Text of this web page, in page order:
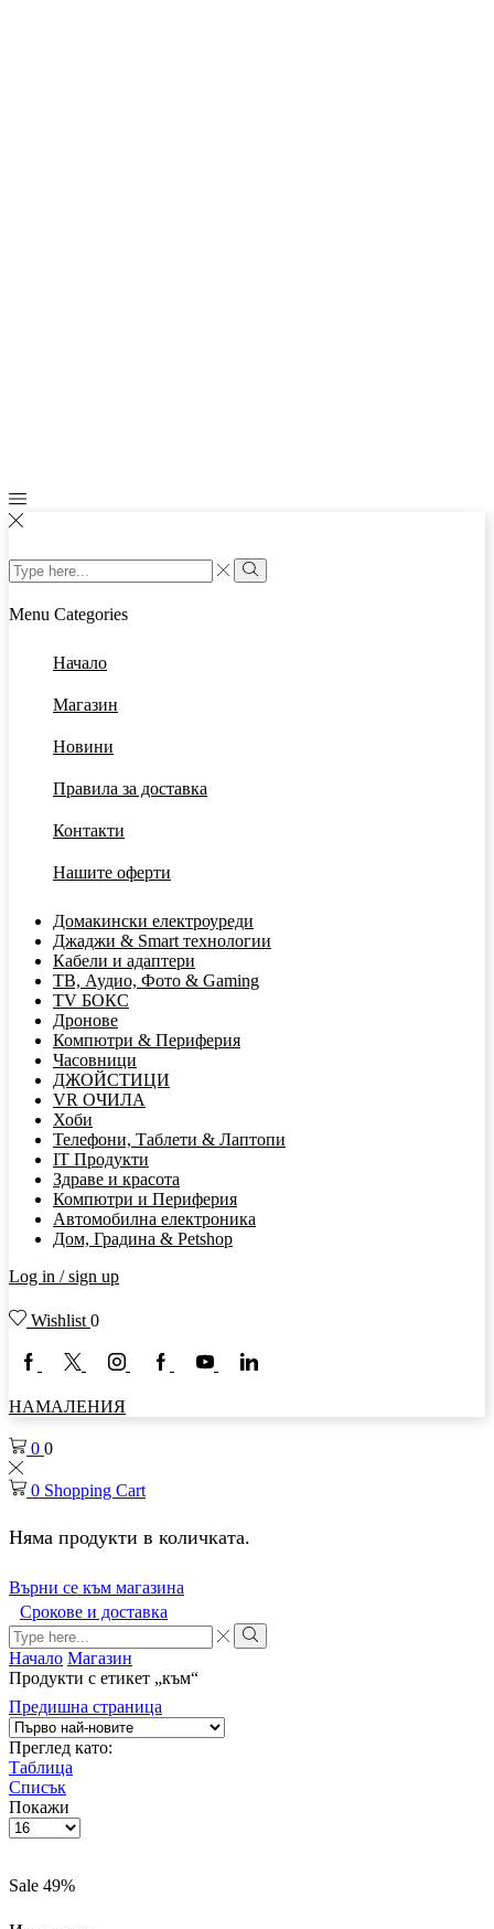
Menu Categories
Начало
Магазин
Новини
Правила за доставка
Контакти
Нашите оферти
Домакински електроуреди
Джаджи & Smart технологии
Кабели и адаптери
ТВ, Аудио, Фото & Gaming
TV БОКС
Дронове
Компютри & Периферия
Часовници
ДЖОЙСТИЦИ
VR ОЧИЛА
Хоби
Телефони, Таблети & Лаптопи
IT Продукти
Здраве и красота
Компютри и Периферия
Автомобилна електроника
Дом, Градина & Petshop
Log in / sign up
Wishlist 0
НАМАЛЕНИЯ
0 0
0 Shopping Cart
Няма продукти в количката.
Върни се към магазина
Срокове и доставка
Начало Магазин
Продукти с етикет „към“
Предишна страница
Преглед като:
Таблица
Списък
Покажи
Sale 49%